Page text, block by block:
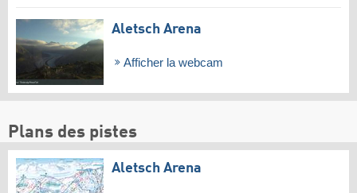
Aletsch Arena
Afficher la webcam
Plans des pistes
Aletsch Arena